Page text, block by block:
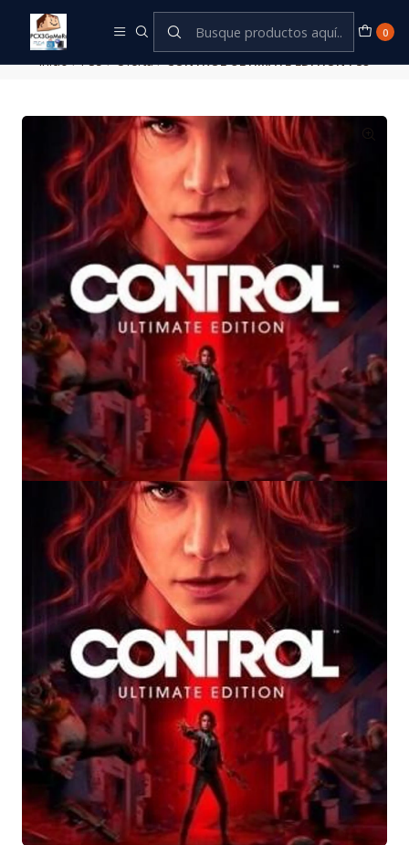
0
Inicio PS5 Oferta CONTROL ULTIMATE EDITION PS5